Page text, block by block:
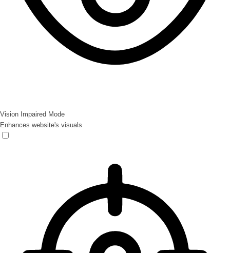
Vision Impaired Mode
Enhances website's visuals